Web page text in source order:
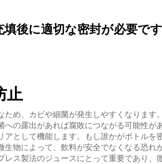
後に適切な密封が必要で
止
ため、カビや細菌が発生しやすくなります
への露出があれば腐敗につながる可能性が
アとして機能します。もし誰かがボトルを
生物によって、飲料が安全でなくなる恐れ
レス製法のジュースにとって重要であり、